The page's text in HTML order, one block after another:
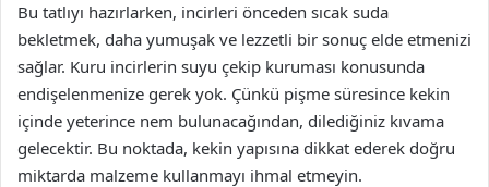
Bu tatlıyı hazırlarken, incirleri önceden sıcak suda
bekletmek, daha yumuşak ve lezzetli bir sonuç elde etmenizi
sağlar. Kuru incirlerin suyu çekip kuruması konusunda
endişelenmenize gerek yok. Çünkü pişme süresince kekin
içinde yeterince nem bulunacağından, dilediğiniz kıvama
gelecektir. Bu noktada, kekin yapısına dikkat ederek doğru
miktarda malzeme kullanmayı ihmal etmeyin.